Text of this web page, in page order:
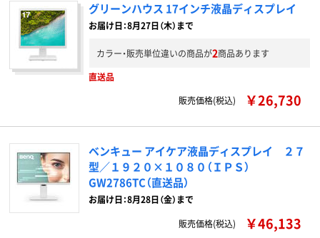
グリーンハウス 17インチ液晶ディスプレイ
お届け日：8月27日（木）まで
カラー・販売単位違いの商品が2商品あります
直送品
販売価格(税込)
￥26,730
ベンキュー アイケア液晶ディスプレイ ２７
型／１９２０×１０８０（ＩＰＳ）
GW2786TC（直送品）
お届け日：8月28日（金）まで
販売価格(税込)
￥46,133